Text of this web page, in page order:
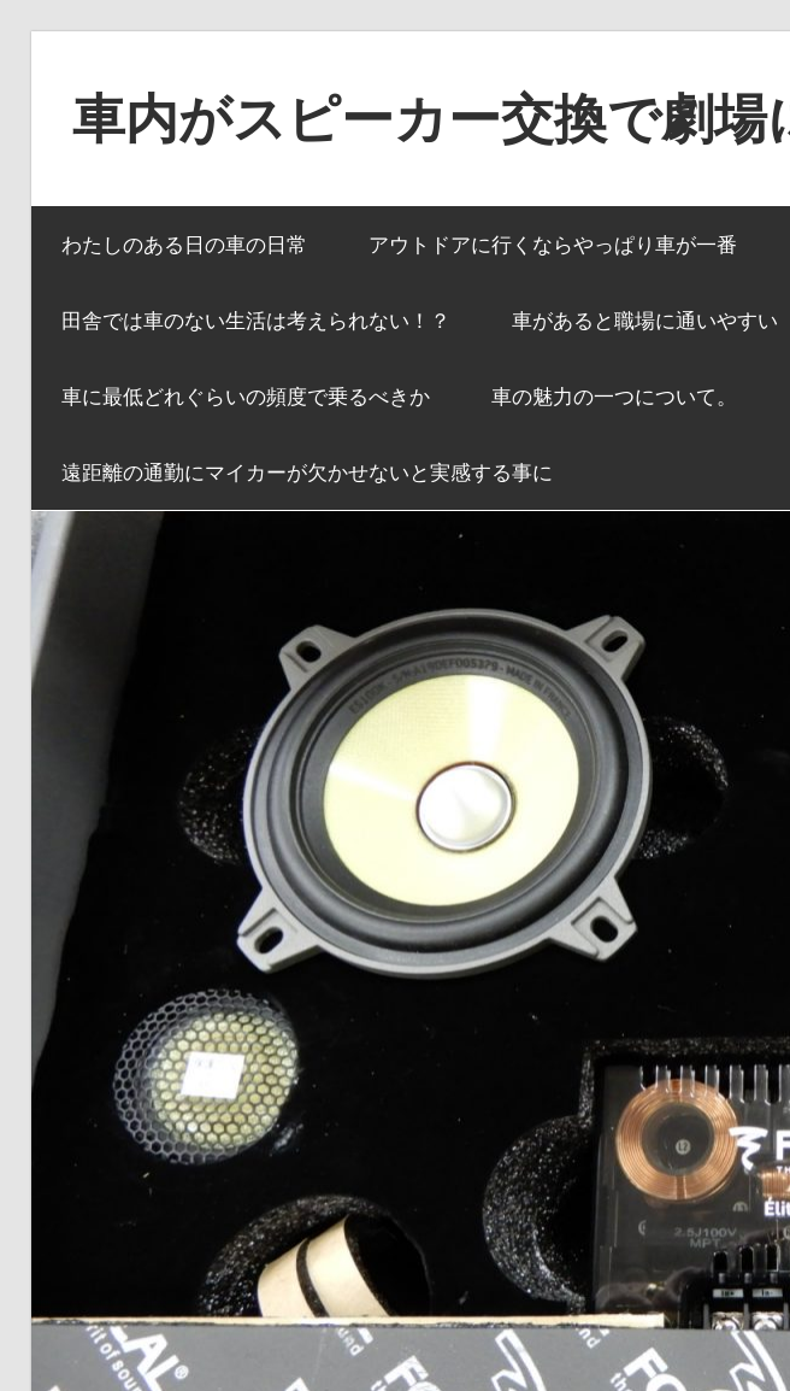
車内がスピーカー交換で劇場
わたしのある日の車の日常 アウトドアに行くならやっぱり車が一番
田舎では車のない生活は考えられない！？ 車があると職場に通いやすい
車に最低どれぐらいの頻度で乗るべきか 車の魅力の一つについて。
遠距離の通勤にマイカーが欠かせないと実感する事に